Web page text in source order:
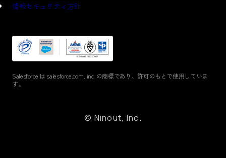
Salesforce は salesforce.com, inc. の商標であり、許可のもとで使⽤していま
す。
© Ninout, Inc.
情報セキュリティ方針